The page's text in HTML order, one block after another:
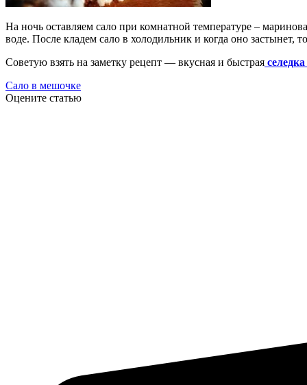
На ночь оставляем сало при комнатной температуре –
воде. После кладем сало в холодильник и когда оно застынет,
Советую взять на заметку рецепт — вкусная и быстрая
Сало в мешочке
Оцените статью